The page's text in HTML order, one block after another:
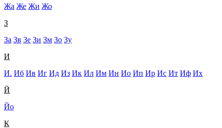
Жа Же Жи Жо
З
За Зв Зе Зи Зм Зо Зу
И
И. Иб Ив Иг Ид Из Ик Ил Им Ин Ио Ип Ир Ис Ит Иф Их
Й
Йо
К